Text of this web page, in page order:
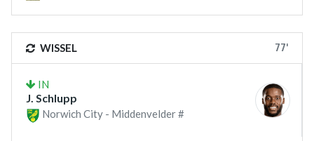
WISSEL 77'
IN
J. Schlupp
Norwich City - Middenvelder #